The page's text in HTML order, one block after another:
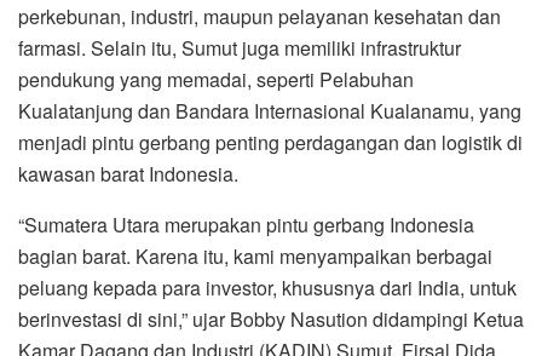
perkebunan, industri, maupun pelayanan kesehatan dan
farmasi. Selain itu, Sumut juga memiliki infrastruktur
pendukung yang memadai, seperti Pelabuhan
Kualatanjung dan Bandara Internasional Kualanamu, yang
menjadi pintu gerbang penting perdagangan dan logistik di
kawasan barat Indonesia.
“Sumatera Utara merupakan pintu gerbang Indonesia
bagian barat. Karena itu, kami menyampaikan berbagai
peluang kepada para investor, khususnya dari India, untuk
berinvestasi di sini,” ujar Bobby Nasution didampingi Ketua
Kamar Dagang dan Industri (KADIN) Sumut, Firsal Dida